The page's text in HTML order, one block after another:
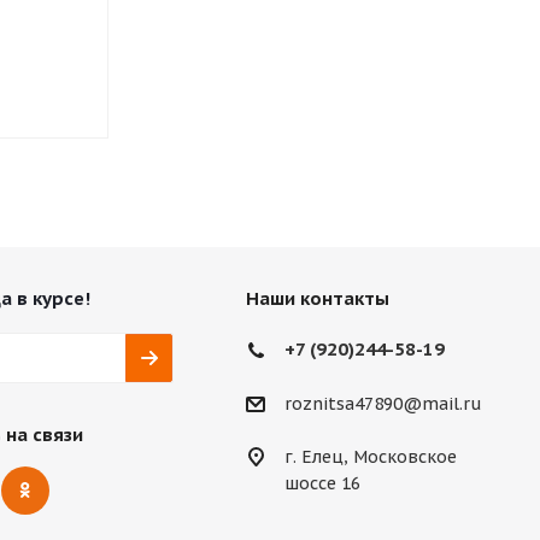
в курсе!
связи
Наши контакты
+7 (920)244-58-19
roznitsa47890@mail.ru
г. Елец, Московское
шоссе 16